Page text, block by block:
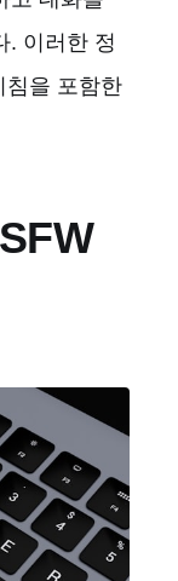
. 이러한 정
침을 포함한